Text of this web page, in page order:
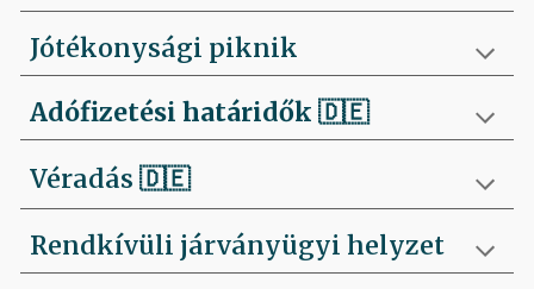
Jótékonysági piknik
Adófizetési határidők🇩🇪
Véradás🇩🇪
Rendkívüli járványügyi helyzet